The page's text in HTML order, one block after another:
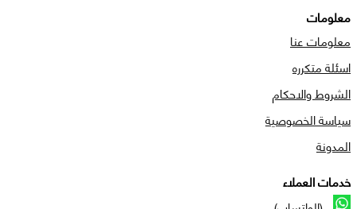
معلومات
معلومات عنا
اسئلة متكرره
الشروط والاحكام
سياسة الخصوصية
المدونة
خدمات العملاء